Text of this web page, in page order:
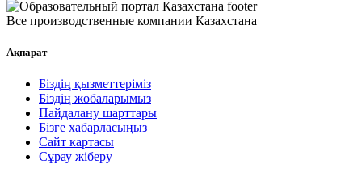
Все производственные компании Казахстана
Ақпарат
Біздің қызметтеріміз
Біздің жобаларымыз
Пайдалану шарттары
Бізге хабарласыңыз
Сайт картасы
Сұрау жіберу